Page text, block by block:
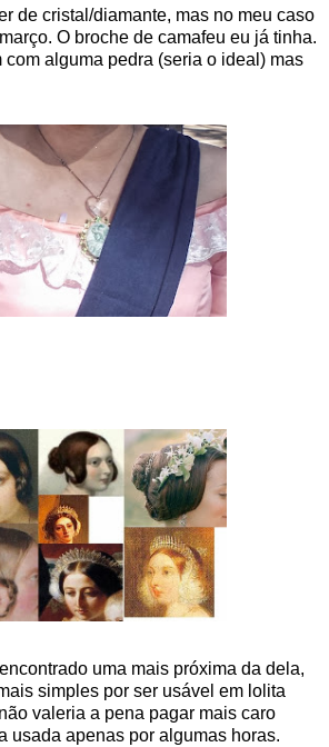
de cristal/diamante, mas no meu caso
O broche de camafeu eu já tinha.
com alguma pedra (seria o ideal) mas
uma mais próxima da dela,
simples por ser usável em lolita
valeria a pena pagar mais caro
usada apenas por algumas horas.